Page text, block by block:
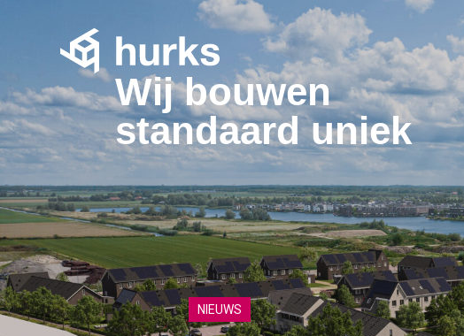
Wij bouwen
standaard uniek
NIEUWS